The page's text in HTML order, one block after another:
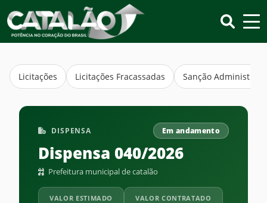
Licitações Licitações Fracassadas Sanção
DISPENSA Em andamento
Dispensa 040/2026
Prefeitura municipal de catalão
VALOR ESTIMADO VALOR CONTRATADO